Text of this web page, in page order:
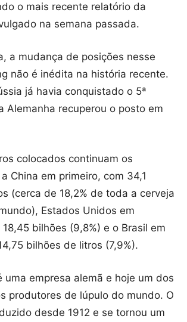
o mais recente relatório da
na semana passada.
a mudança de posições nesse
não é inédita na história recente.
já havia conquistado o 5ª
Alemanha recuperou o posto em
colocados continuam os
China em primeiro, com 34,1
(cerca de 18,2% de toda a cerveja
Estados Unidos em
bilhões (9,8%) e o Brasil em
bilhões de litros (7,9%).
uma empresa alemã e hoje um dos
produtores de lúpulo do mundo. O
desde 1912 e se tornou um